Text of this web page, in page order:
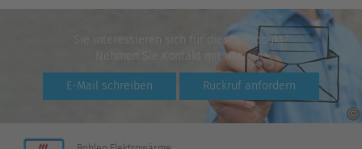
Sie interessieren sich für dieses Produkt?
Nehmen Sie Kontakt mit uns auf!
E-Mail schreiben Rückruf anfordern